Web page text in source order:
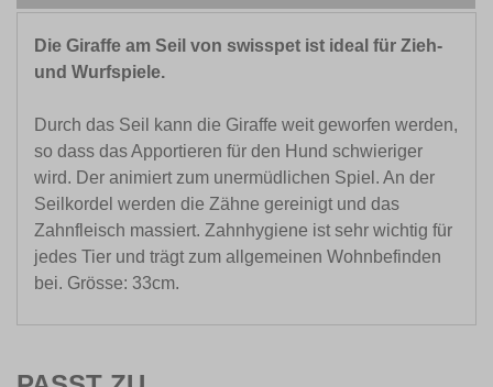
Die Giraffe am Seil von swisspet ist ideal für Zieh-
und Wurfspiele.
Durch das Seil kann die Giraffe weit geworfen werden,
so dass das Apportieren für den Hund schwieriger
wird. Der animiert zum unermüdlichen Spiel. An der
Seilkordel werden die Zähne gereinigt und das
Zahnfleisch massiert. Zahnhygiene ist sehr wichtig für
jedes Tier und trägt zum allgemeinen Wohnbefinden
bei. Grösse: 33cm.